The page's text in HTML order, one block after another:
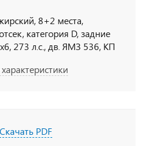
8+2 места,
категория D, задние
273 л.с., дв. ЯМЗ 536, КП
Скачать PDF